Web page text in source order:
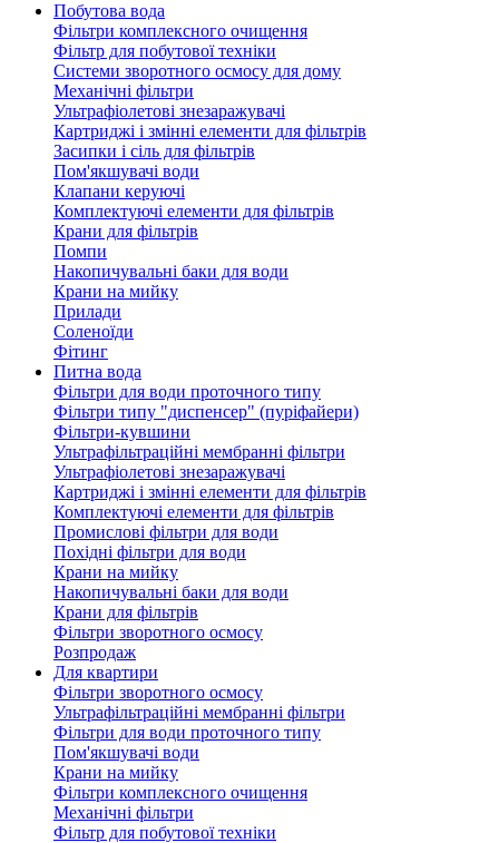
Побутова вода
Фільтри комплексного очищення
Фільтр для побутової техніки
Системи зворотного осмосу для дому
Механічні фільтри
Ультрафіолетові знезаражувачі
Картриджі і змінні елементи для фільтрів
Засипки і сіль для фільтрів
Пом'якшувачі води
Клапани керуючі
Комплектуючі елементи для фільтрів
Крани для фільтрів
Помпи
Накопичувальні баки для води
Крани на мийку
Прилади
Соленоїди
Фітинг
Питна вода
Фільтри для води проточного типу
Фільтри типу "диспенсер" (пуріфайери)
Фільтри-кувшини
Ультрафільтраційні мембранні фільтри
Ультрафіолетові знезаражувачі
Картриджі і змінні елементи для фільтрів
Комплектуючі елементи для фільтрів
Промислові фільтри для води
Похідні фільтри для води
Крани на мийку
Накопичувальні баки для води
Крани для фільтрів
Фільтри зворотного осмосу
Розпродаж
Для квартири
Фільтри зворотного осмосу
Ультрафільтраційні мембранні фільтри
Фільтри для води проточного типу
Пом'якшувачі води
Крани на мийку
Фільтри комплексного очищення
Механічні фільтри
Фільтр для побутової техніки